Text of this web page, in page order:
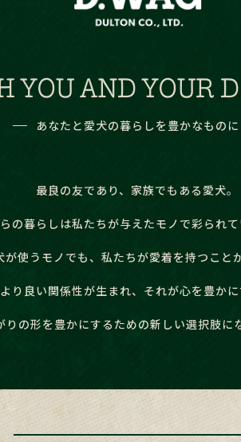
YOU AND YOUR
あなたと愛犬の暮らしを豊かなものに
最良の友であり、家族でもある愛犬。
の暮らしは私たちが与えたモノで彩られ
が使うモノでも、 私たちが愛着を持つこと
より良い関係性が生まれ、それが心を豊か
りの形を豊かにするための新しい選択肢に